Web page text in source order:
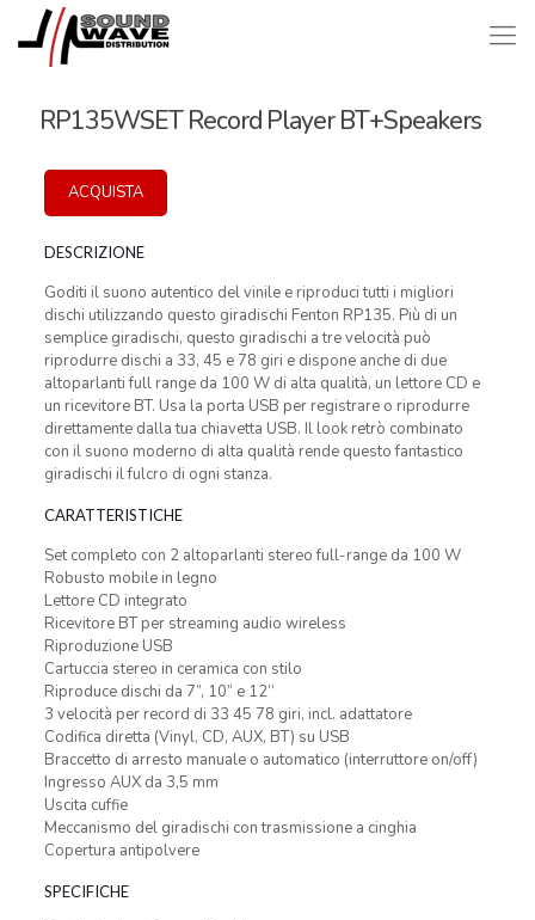
RP135WSET Record Player BT+Speakers
ACQUISTA
DESCRIZIONE
Goditi il suono autentico del vinile e riproduci tutti i migliori
dischi utilizzando questo giradischi Fenton RP135. Più di un
semplice giradischi, questo giradischi a tre velocità può
riprodurre dischi a 33, 45 e 78 giri e dispone anche di due
altoparlanti full range da 100 W di alta qualità, un lettore CD e
un ricevitore BT. Usa la porta USB per registrare o riprodurre
direttamente dalla tua chiavetta USB. Il look retrò combinato
con il suono moderno di alta qualità rende questo fantastico
giradischi il fulcro di ogni stanza.
CARATTERISTICHE
Set completo con 2 altoparlanti stereo full-range da 100 W
Robusto mobile in legno
Lettore CD integrato
Ricevitore BT per streaming audio wireless
Riproduzione USB
Cartuccia stereo in ceramica con stilo
Riproduce dischi da 7”, 10” e 12’’
3 velocità per record di 33 45 78 giri, incl. adattatore
Codifica diretta (Vinyl, CD, AUX, BT) su USB
Braccetto di arresto manuale o automatico (interruttore on/off)
Ingresso AUX da 3,5 mm
Uscita cuffie
Meccanismo del giradischi con trasmissione a cinghia
Copertura antipolvere
SPECIFICHE